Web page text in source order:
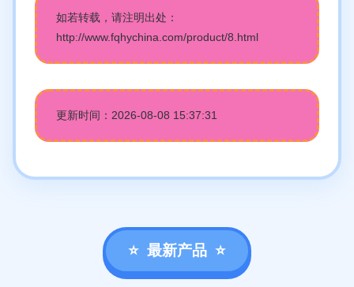
如若转载，请注明出处：
http://www.fqhychina.com/product/8.html
更新时间：2026-08-08 15:37:31
最新产品